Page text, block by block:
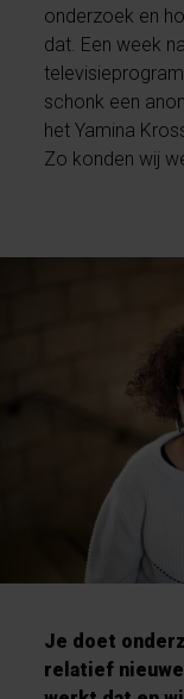
onderzoek en
dat. Een week
schonk een
het Yamina
Zo konden wij
Je doet
relatief